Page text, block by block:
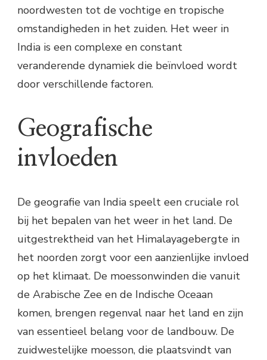
noordwesten tot de vochtige en tropische
omstandigheden in het zuiden. Het weer in
India is een complexe en constant
veranderende dynamiek die beïnvloed wordt
door verschillende factoren.
Geografische
invloeden
De geografie van India speelt een cruciale rol
bij het bepalen van het weer in het land. De
uitgestrektheid van het Himalayagebergte in
het noorden zorgt voor een aanzienlijke invloed
op het klimaat. De moessonwinden die vanuit
de Arabische Zee en de Indische Oceaan
komen, brengen regenval naar het land en zijn
van essentieel belang voor de landbouw. De
zuidwestelijke moesson, die plaatsvindt van